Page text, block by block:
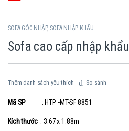
SOFA GÓC NHẬP, SOFA NHẬP KHẨU
Sofa cao cấp nhập khẩu
Thêm danh sách yêu thích So sánh
Mã SP : HTP -MT-SF 8851
Kích thước: 3.67 x 1.88m